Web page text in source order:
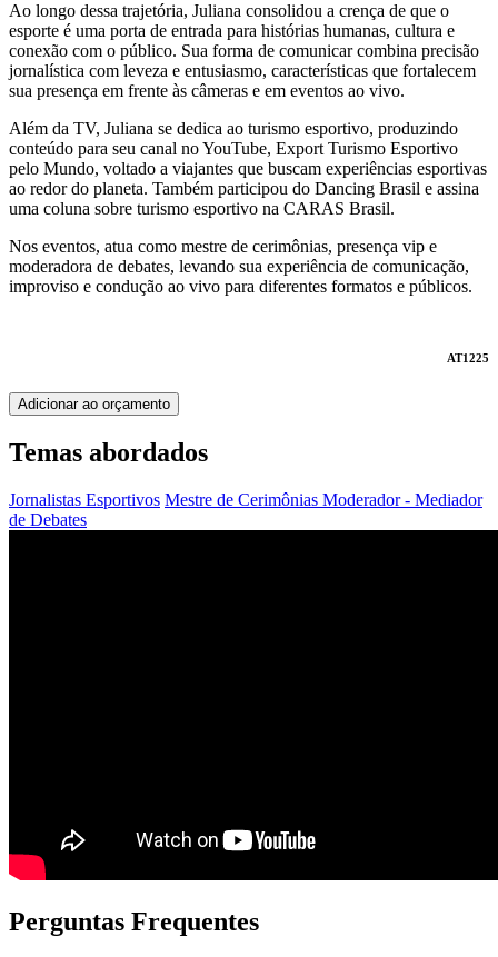
Ao longo dessa trajetória, Juliana consolidou a crença de que o
esporte é uma porta de entrada para histórias humanas, cultura e
conexão com o público. Sua forma de comunicar combina precisão
jornalística com leveza e entusiasmo, características que fortalecem
sua presença em frente às câmeras e em eventos ao vivo.
Além da TV, Juliana se dedica ao turismo esportivo, produzindo
conteúdo para seu canal no YouTube, Export Turismo Esportivo
pelo Mundo, voltado a viajantes que buscam experiências esportivas
ao redor do planeta. Também participou do Dancing Brasil e assina
uma coluna sobre turismo esportivo na CARAS Brasil.
Nos eventos, atua como mestre de cerimônias, presença vip e
moderadora de debates, levando sua experiência de comunicação,
improviso e condução ao vivo para diferentes formatos e públicos.
AT1225
Adicionar ao orçamento
Temas abordados
Jornalistas Esportivos Mestre de Cerimônias Moderador - Mediador
de Debates
Perguntas Frequentes